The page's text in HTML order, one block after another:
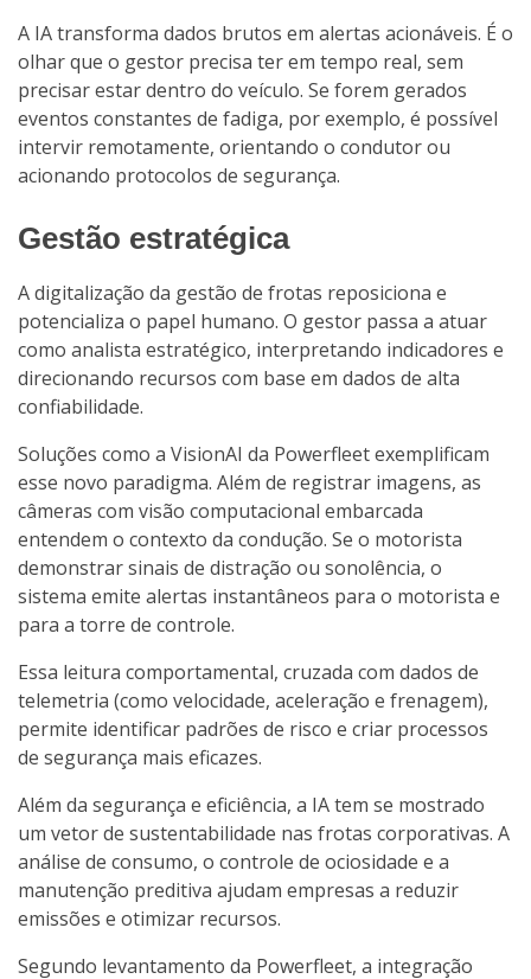
A IA transforma dados brutos em alertas acionáveis. É o
olhar que o gestor precisa ter em tempo real, sem
precisar estar dentro do veículo. Se forem gerados
eventos constantes de fadiga, por exemplo, é possível
intervir remotamente, orientando o condutor ou
acionando protocolos de segurança.
Gestão estratégica
A digitalização da gestão de frotas reposiciona e
potencializa o papel humano. O gestor passa a atuar
como analista estratégico, interpretando indicadores e
direcionando recursos com base em dados de alta
confiabilidade.
Soluções como a VisionAI da Powerfleet exemplificam
esse novo paradigma. Além de registrar imagens, as
câmeras com visão computacional embarcada
entendem o contexto da condução. Se o motorista
demonstrar sinais de distração ou sonolência, o
sistema emite alertas instantâneos para o motorista e
para a torre de controle.
Essa leitura comportamental, cruzada com dados de
telemetria (como velocidade, aceleração e frenagem),
permite identificar padrões de risco e criar processos
de segurança mais eficazes.
Além da segurança e eficiência, a IA tem se mostrado
um vetor de sustentabilidade nas frotas corporativas. A
análise de consumo, o controle de ociosidade e a
manutenção preditiva ajudam empresas a reduzir
emissões e otimizar recursos.
Segundo levantamento da Powerfleet, a integração